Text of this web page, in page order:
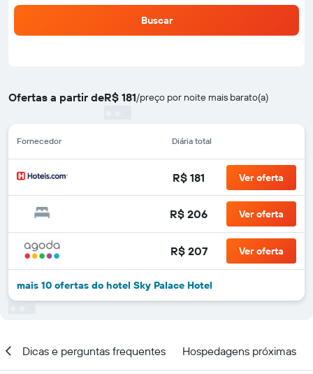
Buscar
Ofertas a partir deR$ 181/preço por noite mais barato(a)
Fornecedor Diária total
R$ 181 Ver oferta
R$ 206 Ver oferta
R$ 207 Ver oferta
mais 10 ofertas do hotel Sky Palace Hotel
Dicas e perguntas frequentes Hospedagens próximas